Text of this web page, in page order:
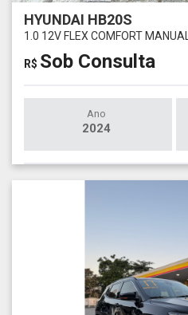
HYUNDAI HB20S
1.0 12V FLEX COMFORT MANUAL
R$ Sob Consulta
Ano
2024